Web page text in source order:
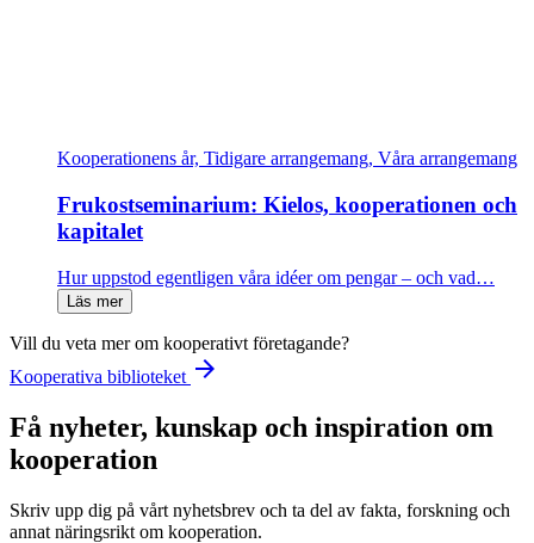
Kooperationens år, Tidigare arrangemang, Våra arrangemang
Frukostseminarium: Kielos, kooperationen och
kapitalet
Hur uppstod egentligen våra idéer om pengar – och vad…
Läs mer
Vill du veta mer om kooperativt företagande?
Kooperativa biblioteket arrow_forward
Få nyheter, kunskap och inspiration om
kooperation
Skriv upp dig på vårt nyhetsbrev och ta del av fakta, forskning och
annat näringsrikt om kooperation.